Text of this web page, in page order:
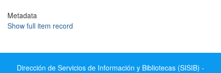
Metadata
Show full item record
Dirección de Servicios de Información y Bibliotecas (SISIB) -